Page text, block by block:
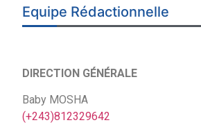
Equipe Rédactionnelle
DIRECTION GÉNÉRALE
Baby MOSHA
(+243)812329642